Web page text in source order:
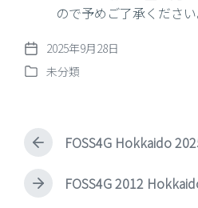
ので予めご了承ください
P
o
a
e
2025年9月28日
P
e
i
n
未分類
P
r
e
v
FOSS4G Hokkaido
N
FOSS4G 2012